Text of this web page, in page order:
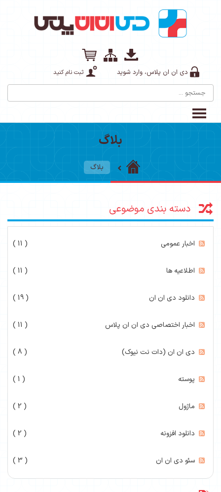
دی ان ان پلاس، وارد شوید ثبت نام کنید
بلاگ
بلاگ
دسته بندی موضوعی
اخبار عمومی ( 11 )
اطلاعیه ها ( 11 )
دانلود دی ان ان ( 19 )
اخبار اختصاصی دی ان ان پلاس ( 11 )
دی ان ان (دات نت نیوک) ( 8 )
پوسته ( 1 )
ماژول ( 2 )
دانلود افزونه ( 2 )
سئو دی ان ان ( 3 )